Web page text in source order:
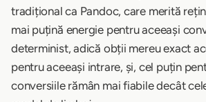
tradițional ca Pandoc, care merită
mai puțină energie pentru aceeași
determinist, adică obții mereu exact
pentru aceeași intrare, și, cel puțin
conversiile rămân mai fiabile decât